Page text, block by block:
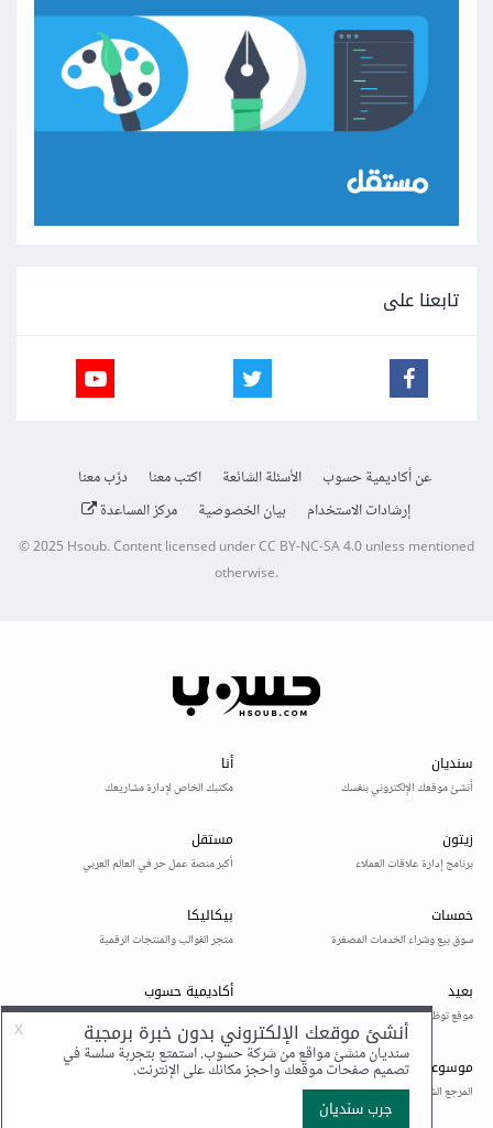
تابعنا على
عن أكاديمية حسوب الأسئلة الشائعة اكتب معنا
درّب معنا
إرشادات الاستخدام
بيان الخصوصية مركز المساعدة
© 2025Hsoub.Content licensed underCC BY-NC-SA 4.0unless mentioned
otherwise.